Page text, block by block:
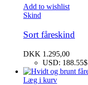
Add to wishlist
Skind
Sort fåreskind
DKK 1.295,00
USD: 188.55$
Læg i kurv